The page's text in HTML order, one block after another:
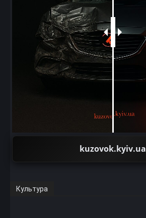
kuzovok.kyiv.ua
Культура